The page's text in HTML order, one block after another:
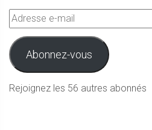
Adresse
e-
mail
Abonnez-vous
Rejoignez les 56 autres abonnés